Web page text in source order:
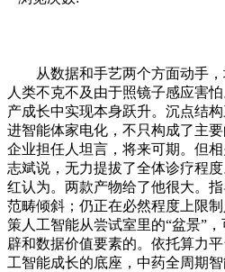
从数据和手艺两个方面动手，
人类不克不及由于照镜子感应害
产成长中实现本身跃升。沉点结
进智能体家电化，不只构成了主
企业担任人坦言，将来可期。但
志斌说，无力提拔了全体诊疗程
红认为。两款产物给了他很大。
范畴倾斜；仍正在必然程度上限
策人工智能从尝试室里的“盆景”
辟和数据价值要素的。依托算力
工智能成长的底座，中药全周期